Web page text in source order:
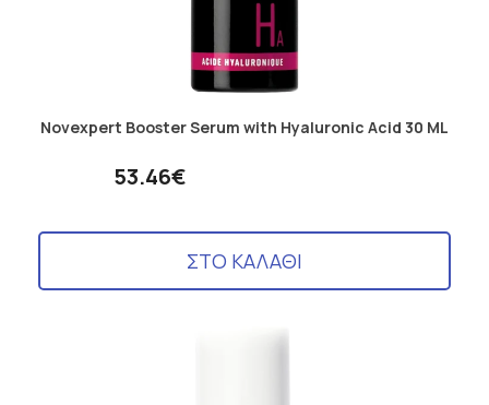
Novexpert Booster Serum with Hyaluronic Acid 30 ML
53.46€
ΣΤΟ ΚΑΛΑΘΙ